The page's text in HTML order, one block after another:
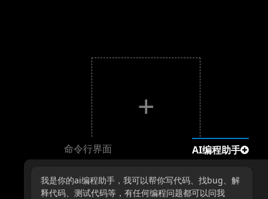
+
命令行界面 AI编程助手
我是你的ai编程助手，我可以帮你写代码、找bug、解
释代码、测试代码等，有任何编程问题都可以问我